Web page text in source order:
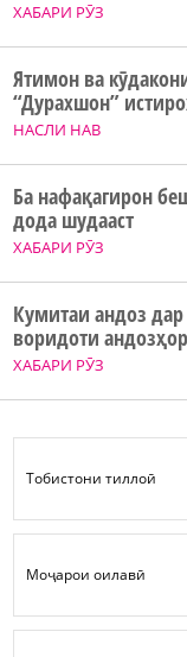
ХАБАРИ РӮЗ
НАСЛИ НАВ
Ятимон ва
“Дурахшон”
ХАБАРИ РӮЗ
Ба нафақагирон
дода шудааст
ХАБАРИ РӮЗ
Кумитаи андоз
воридоти
Тобистони тиллоӣ
Моҷарои оилавӣ